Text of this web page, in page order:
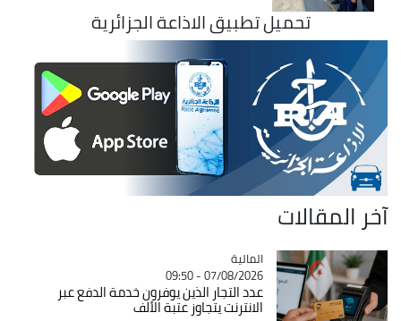
تحميل تطبيق الاذاعة الجزائرية
آخر المقالات
Catégorie
المالية
07/08/2026 - 09:50
عدد التجار الذين يوفرون خدمة الدفع عبر
الانترنت يتجاوز عتبة الألف